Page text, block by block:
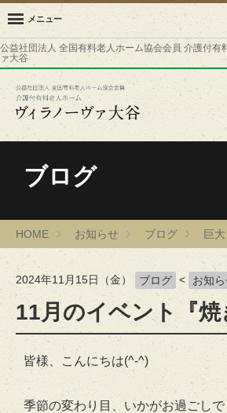
公益社団法人 全国有料老人ホーム協会会員 介護付
ァ大谷
メニュー
ブログ
HOME お知らせ ブログ 巨
2024年11月15日（金） ブログ < お知
11月のイベント『焼
皆様、こんにちは(^-^)
季節の変わり目、いかがお過ごし